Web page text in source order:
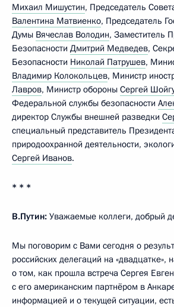
Михаил Мишустин, Председатель
Валентина Матвиенко, Председатель
Думы Вячеслав Володин, Заместитель
Безопасности Дмитрий Медведев,
Безопасности Николай Патрушев,
Владимир Колокольцев, Министр
Лавров, Министр обороны Сергей Шойгу
Федеральной службы безопасности
директор Службы внешней разведки
специальный представитель
природоохранной деятельности,
Сергей Иванов.
* * *
В.Путин: Уважаемые коллеги, добрый
Мы поговорим с Вами сегодня о
российских делегаций на «двадцатке»,
о том, как прошла встреча Сергея
с его американским партнёром в
информацией и о текущей ситуации,